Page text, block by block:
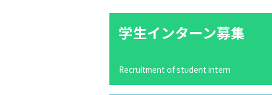
学生インターン募集
Recruitment of student intern